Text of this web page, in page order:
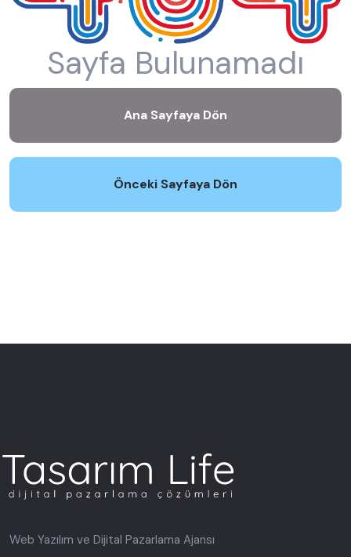
Sayfa Bulunamadı
Ana Sayfaya Dön
Önceki Sayfaya Dön
Web Yazılım ve Dijital Pazarlama Ajansı